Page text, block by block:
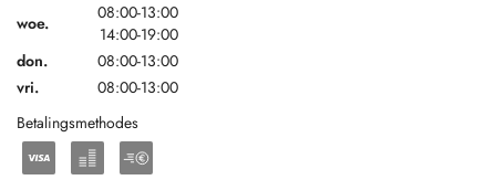
woe.
08:00-13:00
14:00-19:00
don.
08:00-13:00
vri.
08:00-13:00
Betalingsmethodes